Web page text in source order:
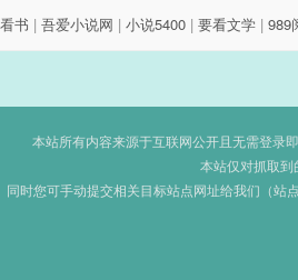
叨的古董...
消息是能当个先知神棍，坏消息是容
易被维伦打死。好消息是还有时间逆
吧，新的历史将由一个“圣枪”守备官
书写，这活基本没什么难度，反正这
里既没有讨厌的青铜龙，也没有那么
书 | 吾爱小说网 | 小说5400 | 要看文学 | 989
本站所有内容来源于互联网公开且无需登录
本站仅对抓取到
同时您可手动提交相关目标站点网址给我们（站